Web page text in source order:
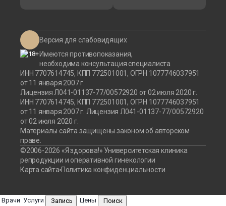
Версия для слабовидящих
Имеются противопоказания,
необходима консультация специалиста
ИНН 7707614745, КПП 772501001, ОГРН 1077746037951
от 11 января 2007 г.
Лицензия Л041-01137-77/00572920 от 02 июля 2020 г.
ИНН 7707614745, КПП 772501001, ОГРН 1077746037951
от 11 января 2007 г. Лицензия Л041-01137-77/00572920
от 02 июля 2020 г.
Материалы сайта защищены законом об авторском
праве.
©2006-2026 «Я здорова!» Университетская клиника
репродукции и оперативной гинекологии
Карта сайта Политика конфиденциальности
Врачи Услуги Запись Цены Поиск